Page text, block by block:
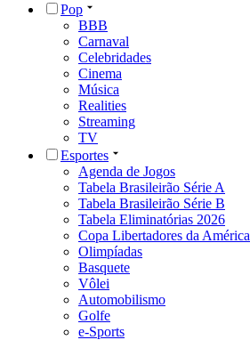
Pop
BBB
Carnaval
Celebridades
Cinema
Música
Realities
Streaming
TV
Esportes
Agenda de Jogos
Tabela Brasileirão Série A
Tabela Brasileirão Série B
Tabela Eliminatórias 2026
Copa Libertadores da América
Olimpíadas
Basquete
Vôlei
Automobilismo
Golfe
e-Sports